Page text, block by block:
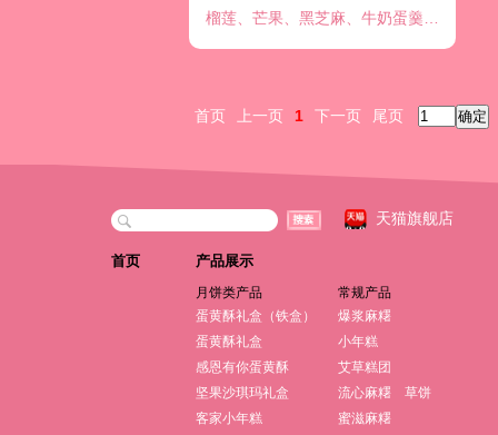
首页 上一页 1 下一页 尾页
天猫旗舰店
首页 产品展示
月饼类产品
蛋黄酥礼盒（铁盒）
蛋黄酥礼盒
感恩有你蛋黄酥
坚果沙琪玛礼盒
客家小年糕
常规产品
爆浆麻糬
小年糕
艾草糕团
流心麻糬
草饼
蜜滋麻糬